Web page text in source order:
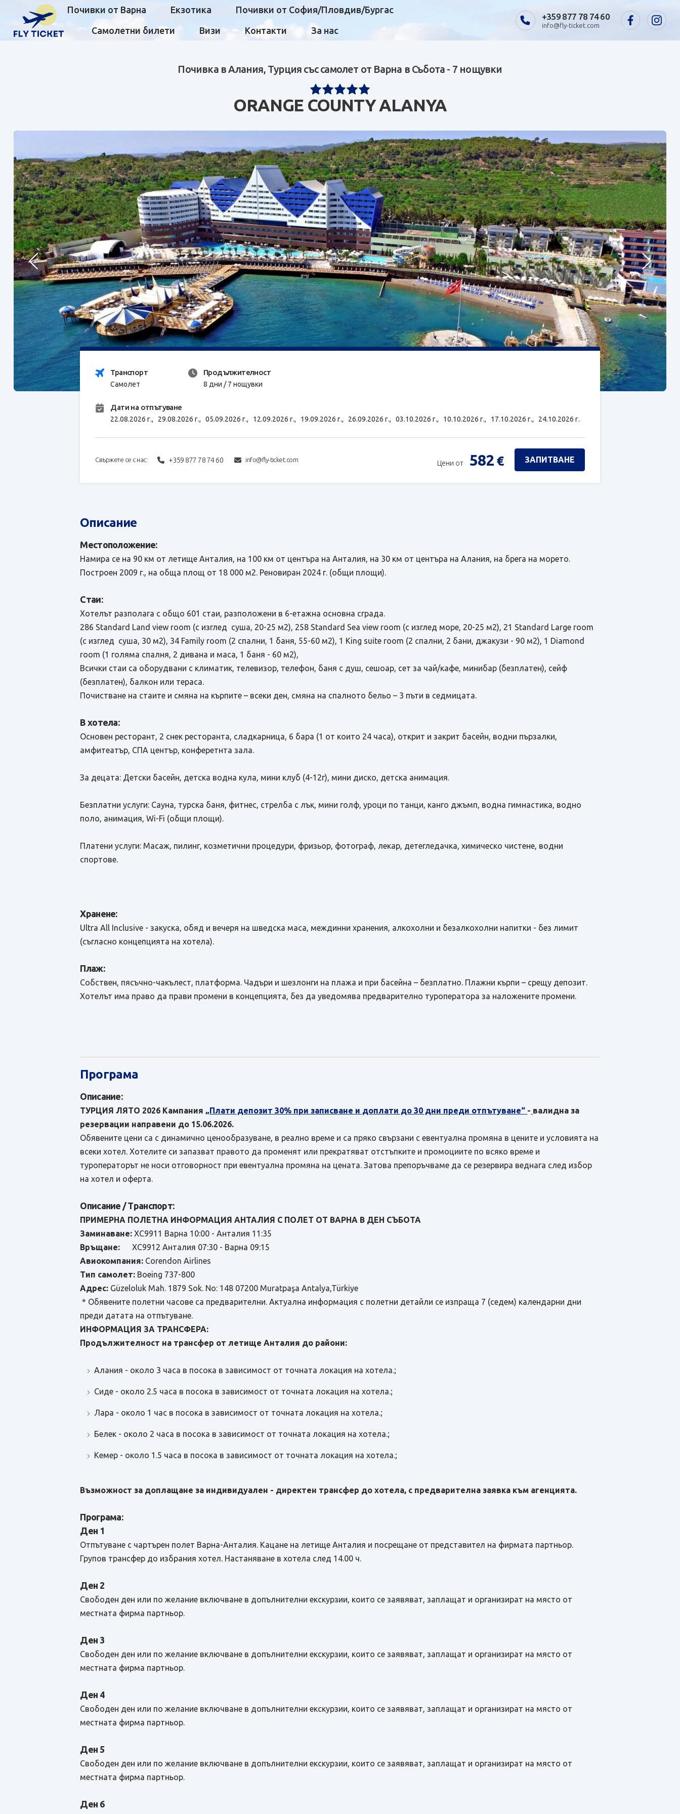
Почивки от Варна Екзотика Почивки от София/Пловдив/Бургас
Самолетни билети Визи Контакти За нас
+359 877 78 74 60
info@fly-ticket.com
Почивка в Алания, Турция със самолет от Варна в Събота - 7 нощувки
ORANGE COUNTY ALANYA
Транспорт
Самолет
Продължителност
8 дни / 7 нощувки
Дати на отпътуване
22.08.2026 г., 29.08.2026 г.,05.09.2026 г., 12.09.2026 г., 19.09.2026 г., 26.09.2026 г.,03.10.2026 г., 10.10.2026 г., 17.10.2026 г., 24.10.2026 г.
Свържете се с нас: +359 877 78 74 60 info@fly-ticket.com Цени от 582 € ЗАПИТВАНЕ
Описание
Местоположение:
Намира се на 90 км от летище Анталия, на 100 км от центъра на Анталия, на 30 км от центъра на Алания, на брега на морето.
Построен 2009 г., на обща площ от 18 000 м2. Реновиран 2024 г. (общи площи).
Стаи:
Хотелът разполага с общо 601 стаи, разположени в 6-етажна основна сграда.
286 Standard Land view room (с изглед суша, 20-25 м2), 258 Standard Sea view room (с изглед море, 20-25 м2), 21 Standard Large room
(с изглед суша, 30 м2), 34 Family room (2 спални, 1 баня, 55-60 м2), 1 King suite room (2 спални, 2 бани, джакузи - 90 м2), 1 Diamond
room (1 голяма спалня, 2 дивана и маса, 1 баня - 60 м2),
Всички стаи са оборудвани с климатик, телевизор, телефон, баня с душ, сешоар, сет за чай/кафе, минибар (безплатен), сейф
(безплатен), балкон или тераса.
Почистване на стаите и смяна на кърпите – всеки ден, смяна на спалното бельо – 3 пъти в седмицата.
В хотела:
Основен ресторант, 2 снек ресторанта, сладкарница, 6 бара (1 от които 24 часа), открит и закрит басейн, водни пързалки,
амфитеатър, СПА център, конферетнта зала.
За децата: Детски басейн, детска водна кула, мини клуб (4-12г), мини диско, детска анимация.
Безплатни услуги: Сауна, турска баня, фитнес, стрелба с лък, мини голф, уроци по танци, канго джъмп, водна гимнастика, водно
поло, анимация, Wi-Fi (общи площи).
Платени услуги: Масаж, пилинг, козметични процедури, фризьор, фотограф, лекар, детегледачка, химическо чистене, водни
спортове.
Хранене:
Ultra All Inclusive - закуска, обяд и вечеря на шведска маса, междинни хранения, алкохолни и безалкохолни напитки - без лимит
(съгласно концепцията на хотела).
Плаж:
Собствен, пясъчно-чакълест, платформа. Чадъри и шезлонги на плажа и при басейна – безплатно. Плажни кърпи – срещу депозит.
Хотелът има право да прави промени в концепцията, без да уведомява предварително туроператора за наложените промени.
Програма
Описание:
ТУРЦИЯ ЛЯТО 2026 Кампания „Плати депозит 30% при записване и доплати до 30 дни преди отпътуване“ - валидна за
резервации направени до 15.06.2026.
Обявените цени са с динамично ценообразуване, в реално време и са пряко свързани с евентуална промяна в цените и условията на
всеки хотел. Хотелите си запазват правото да променят или прекратяват отстъпките и промоциите по всяко време и
туроператорът не носи отговорност при евентуална промяна на цената. Затова препоръчваме да се резервира веднага след избор
на хотел и оферта.
Описание / Транспорт:
ПРИМЕРНА ПОЛЕТНА ИНФОРМАЦИЯ АНТАЛИЯ С ПОЛЕТ ОТ ВАРНА В ДЕН СЪБОТА
Заминаване: XC9911 Варна 10:00 - Анталия 11:35
Връщане: XC9912 Анталия 07:30 - Варна 09:15
Авиокомпания: Corendon Airlines
Тип самолет: Boeing 737-800
Адрес: Güzeloluk Mah. 1879 Sok. No: 148 07200 Muratpaşa Antalya,Türkiye
* Обявените полетни часове са предварителни. Актуална информация с полетни детайли се изпраща 7 (седем) календарни дни
преди датата на отпътуване.
ИНФОРМАЦИЯ ЗА ТРАНСФЕРА:
Продължителност на трансфер от летище Анталия до райони:
Алания - около 3 часа в посока в зависимост от точната локация на хотела.;
Сиде - около 2.5 часа в посока в зависимост от точната локация на хотела.;
Лара - около 1 час в посока в зависимост от точната локация на хотела.;
Белек - около 2 часа в посока в зависимост от точната локация на хотела.;
Кемер - около 1.5 часа в посока в зависимост от точната локация на хотела.;
Възможност за доплащане за индивидуален - директен трансфер до хотела, с предварителна заявка към агенцията.
Програма:
Ден 1
Отпътуване с чартърен полет Варна-Анталия. Кацане на летище Анталия и посрещане от представител на фирмата партньор.
Групов трансфер до избрания хотел. Настаняване в хотела след 14.00 ч.
Ден 2
Свободен ден или по желание включване в допълнителни екскурзии, които се заявяват, заплащат и организират на място от
местната фирма партньор.
Ден 3
Свободен ден или по желание включване в допълнителни екскурзии, които се заявяват, заплащат и организират на място от
местната фирма партньор.
Ден 4
Свободен ден или по желание включване в допълнителни екскурзии, които се заявяват, заплащат и организират на място от
местната фирма партньор.
Ден 5
Свободен ден или по желание включване в допълнителни екскурзии, които се заявяват, заплащат и организират на място от
местната фирма партньор.
Ден 6